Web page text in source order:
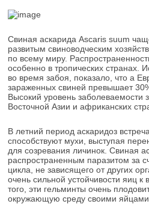
Свиная аскарида Ascaris suum
развитым свиноводческим
по всему миру.
особенно в тропических странах.
во время забоя, показало, что а
зараженных свиней превышает
Высокий уровень заболеваемости
Восточной Азии и африканских
В летний период аскаридоз
способствуют мухи, выступая
для созревания личинок. Свиная
распространенным паразитом за
цикла, не зависящего от других
очень сильной устойчивости яиц
того, эти гельминты очень
окружающую среду своими яйцами.